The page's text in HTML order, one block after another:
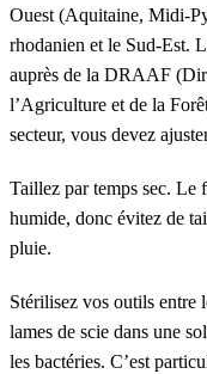
Ouest (Aquitaine, Midi-
rhodanien et le Sud-Est.
auprès de la DRAAF
l’Agriculture et de la
secteur, vous devez
Taillez par temps sec. Le
humide, donc évitez de
pluie.
Stérilisez vos outils entre
lames de scie dans une
les bactéries. C’est